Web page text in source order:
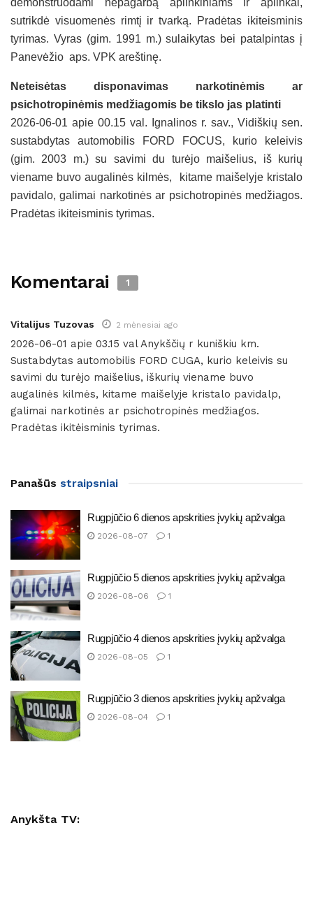
sutrikdė visuomenės rimtį ir tvarką. Pradėtas ikiteisminis
tyrimas. Vyras (gim. 1991 m.) sulaikytas bei patalpintas į
Panevėžio aps. VPK areštinę.
Neteisėtas disponavimas narkotinėmis ar
psichotropinėmis medžiagomis be tikslo jas platinti
2026-06-01 apie 00.15 val. Ignalinos r. sav., Vidiškių sen.
sustabdytas automobilis FORD FOCUS, kurio keleivis
(gim. 2003 m.) su savimi du turėjo maišelius, iš kurių
viename buvo augalinės kilmės, kitame maišelyje kristalo
pavidalo, galimai narkotinės ar psichotropinės medžiagos.
Pradėtas ikiteisminis tyrimas.
Komentarai 1
Vitalijus Tuzovas 2 mėnesiai ago
2026-06-01 apie 03.15 val Anykščių r kuniškiu km.
Sustabdytas automobilis FORD CUGA, kurio keleivis su
savimi du turėjo maišelius, iškurių viename buvo
augalinės kilmės, kitame maišelyje kristalo pavidalp,
galimai narkotinės ar psichotropinės medžiagos.
Pradėtas ikitėisminis tyrimas.
Panašūs straipsniai
Rugpjūčio 6 dienos apskrities įvykių apžvalga
2026-08-07 1
Rugpjūčio 5 dienos apskrities įvykių apžvalga
2026-08-06 1
Rugpjūčio 4 dienos apskrities įvykių apžvalga
2026-08-05 1
Rugpjūčio 3 dienos apskrities įvykių apžvalga
2026-08-04 1
Anykšta TV: